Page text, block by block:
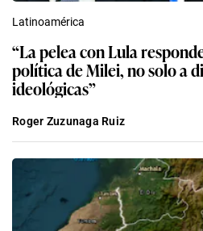
Latinoamérica
“La pelea con Lula
política de Milei, no solo a
ideológicas”
Roger Zuzunaga Ruiz